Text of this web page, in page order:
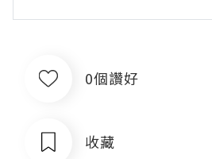
0個讚好
收藏